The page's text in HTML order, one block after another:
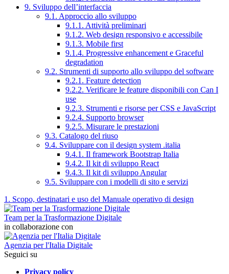
9. Sviluppo dell’interfaccia
9.1. Approccio allo sviluppo
9.1.1. Attività preliminari
9.1.2. Web design responsivo e accessibile
9.1.3. Mobile first
9.1.4. Progressive enhancement e Graceful
degradation
9.2. Strumenti di supporto allo sviluppo del software
9.2.1. Feature detection
9.2.2. Verificare le feature disponibili con Can I
use
9.2.3. Strumenti e risorse per CSS e JavaScript
9.2.4. Supporto browser
9.2.5. Misurare le prestazioni
9.3. Catalogo del riuso
9.4. Sviluppare con il design system .italia
9.4.1. Il framework Bootstrap Italia
9.4.2. Il kit di sviluppo React
9.4.3. Il kit di sviluppo Angular
9.5. Sviluppare con i modelli di sito e servizi
1. Scopo, destinatari e uso del Manuale operativo di design
Team per la Trasformazione Digitale
in collaborazione con
Agenzia per l'Italia Digitale
Seguici su
Privacy policy